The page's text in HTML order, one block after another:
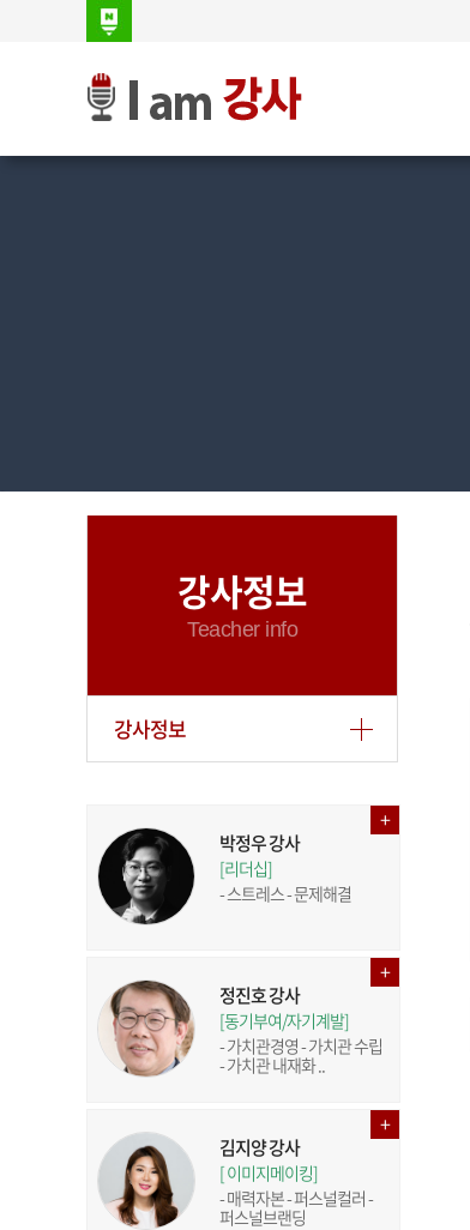
강사정보
Teacher info
강사정보
박정우 강사
[리더십]
- 스트레스 - 문제해결
정진호 강사
[동기부여/자기계발]
- 가치관경영 - 가치관 수립
- 가치관 내재화 ..
김지양 강사
[ 이미지메이킹]
- 매력자본 - 퍼스널컬러 -
퍼스널브랜딩